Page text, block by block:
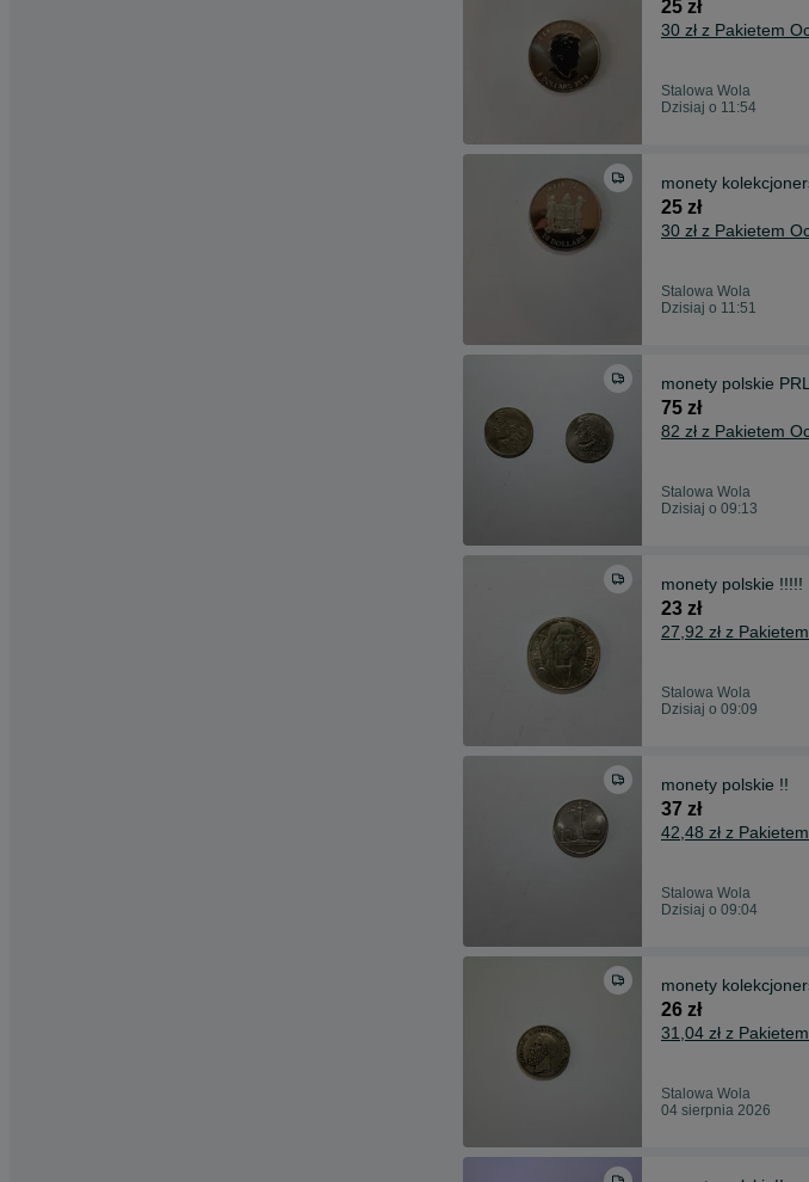
25 zł
30 zł z Pakietem
Stalowa Wola
Dzisiaj o 11:54
25 zł
30 zł z Pakietem
Stalowa Wola
Dzisiaj o 11:51
75 zł
82 zł z Pakietem
Stalowa Wola
Dzisiaj o 09:13
monety polskie !!!!!
23 zł
27,92 zł z
Stalowa Wola
Dzisiaj o 09:09
monety polskie !!
37 zł
42,48 zł z
Stalowa Wola
Dzisiaj o 09:04
monety
26 zł
31,04 zł z
Stalowa Wola
04 sierpnia 2026